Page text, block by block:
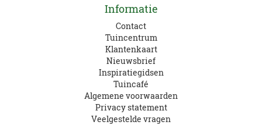
Informatie
Contact
Tuincentrum
Klantenkaart
Nieuwsbrief
Inspiratiegidsen
Tuincafé
Algemene voorwaarden
Privacy statement
Veelgestelde vragen